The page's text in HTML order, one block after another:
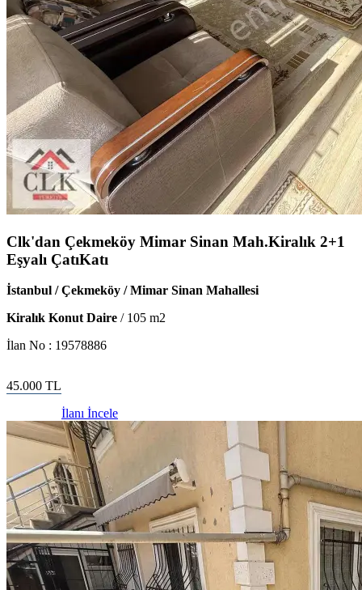
Clk'dan Çekmeköy Mimar Sinan Mah.Kiralık 2+1
Eşyalı ÇatıKatı
İstanbul / Çekmeköy / Mimar Sinan Mahallesi
Kiralık Konut Daire / 105 m2
İlan No : 19578886
45.000 TL
İlanı İncele